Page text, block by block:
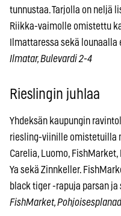
tunnustaa. Tarjolla on neljä
Riikka-vaimolle omistettu
Ilmattaressa sekä
Ilmatar, Bulevardi 2-4
Rieslingin juhlaa
Yhdeksän kaupungin
riesling-viinille omistetuilla
Carelia, Luomo, FishMarket,
Ya sekä Zinnkeller.
black tiger -rapuja parsan
FishMarket,